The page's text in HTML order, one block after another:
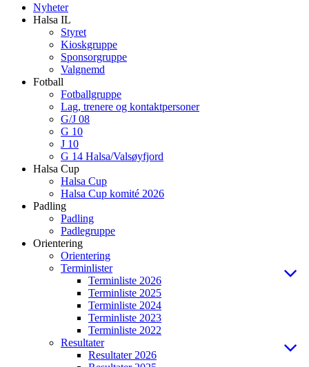
Nyheter
Halsa IL
Styret
Kioskgruppe
Sponsorgruppe
Valgnemd
Fotball
Fotballgruppe
Lag, trenere og kontaktpersoner
G/J 08
G 10
J 10
G 14 Halsa/Valsøyfjord
Halsa Cup
Halsa Cup
Halsa Cup komité 2026
Padling
Padling
Padlegruppe
Orientering
Orientering
Terminlister
Terminliste 2026
Terminliste 2025
Terminliste 2024
Terminliste 2023
Terminliste 2022
Resultater
Resultater 2026